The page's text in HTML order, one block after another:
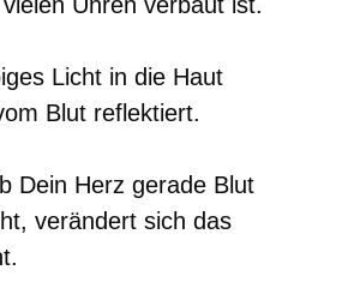
Licht in die Haut
Blut reflektiert.
Dein Herz gerade Blut
verändert sich das